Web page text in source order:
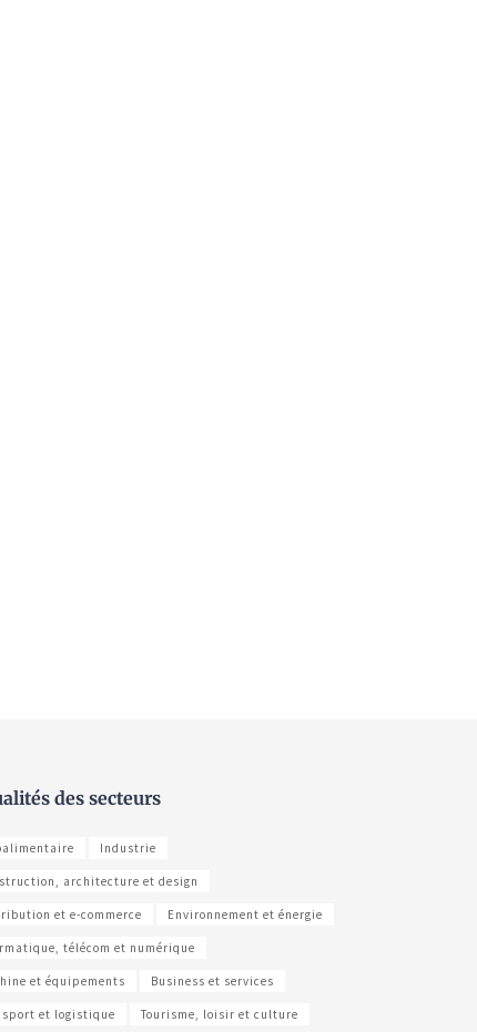
des secteurs
Industrie
architecture et design
et e-commerce Environnement et énergie
télécom et numérique
et équipements Business et services
et logistique Tourisme, loisir et culture